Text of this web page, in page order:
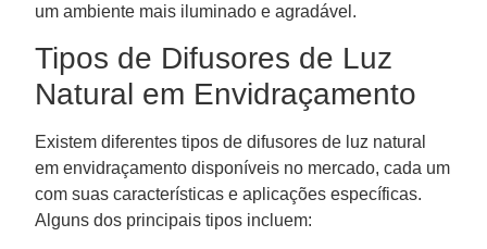
um ambiente mais iluminado e agradável.
Tipos de Difusores de Luz
Natural em Envidraçamento
Existem diferentes tipos de difusores de luz natural
em envidraçamento disponíveis no mercado, cada um
com suas características e aplicações específicas.
Alguns dos principais tipos incluem: